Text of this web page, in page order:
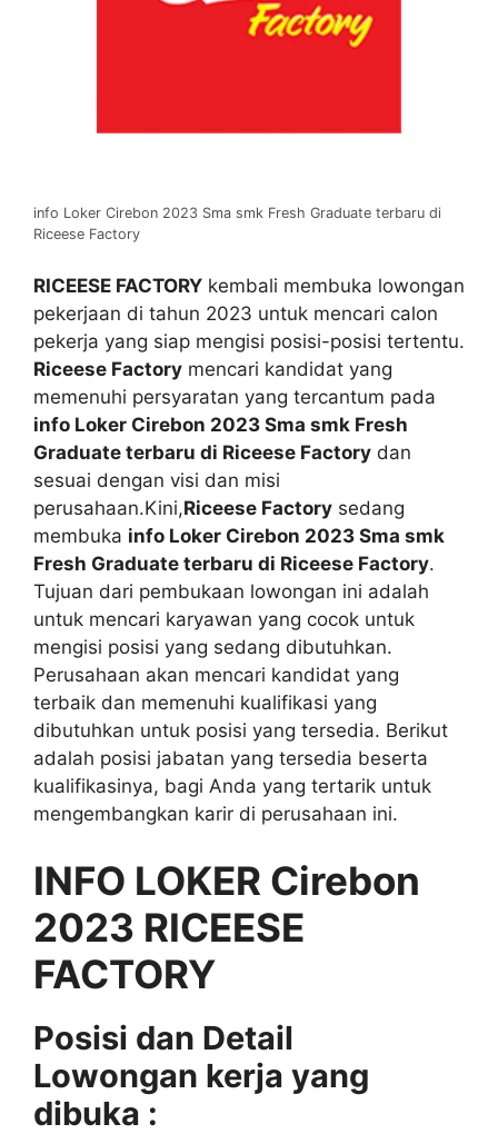
info Loker Cirebon 2023 Sma smk Fresh Graduate terbaru di
Riceese Factory
RICEESE FACTORY kembali membuka lowongan
pekerjaan di tahun 2023 untuk mencari calon
pekerja yang siap mengisi posisi-posisi tertentu.
Riceese Factory mencari kandidat yang
memenuhi persyaratan yang tercantum pada
info Loker Cirebon 2023 Sma smk Fresh
Graduate terbaru di Riceese Factory dan
sesuai dengan visi dan misi
perusahaan.Kini,Riceese Factory sedang
membuka info Loker Cirebon 2023 Sma smk
Fresh Graduate terbaru di Riceese Factory.
Tujuan dari pembukaan lowongan ini adalah
untuk mencari karyawan yang cocok untuk
mengisi posisi yang sedang dibutuhkan.
Perusahaan akan mencari kandidat yang
terbaik dan memenuhi kualifikasi yang
dibutuhkan untuk posisi yang tersedia. Berikut
adalah posisi jabatan yang tersedia beserta
kualifikasinya, bagi Anda yang tertarik untuk
mengembangkan karir di perusahaan ini.
INFO LOKER Cirebon
2023 RICEESE
FACTORY
Posisi dan Detail
Lowongan kerja yang
dibuka :